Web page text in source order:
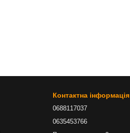
Контактна інформація
0688117037
0635453766